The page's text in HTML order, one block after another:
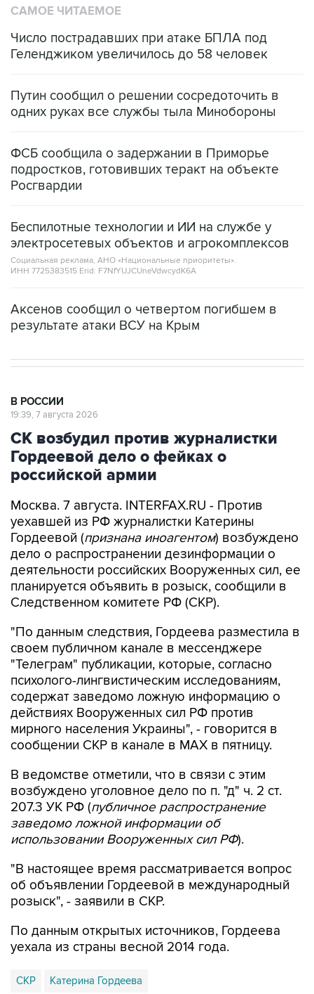
САМОЕ ЧИТАЕМОЕ
Число пострадавших при атаке БПЛА под
Геленджиком увеличилось до 58 человек
Путин сообщил о решении сосредоточить в
одних руках все службы тыла Минобороны
ФСБ сообщила о задержании в Приморье
подростков, готовивших теракт на объекте
Росгвардии
Беспилотные технологии и ИИ на службе у
электросетевых объектов и агрокомплексов
Социальная реклама, АНО «Национальные приоритеты».
ИНН 7725383515 Erid: F7NfYUJCUneVdwcydK6A
Аксенов сообщил о четвертом погибшем в
результате атаки ВСУ на Крым
В РОССИИ
19:39, 7 августа 2026
СК возбудил против журналистки
Гордеевой дело о фейках о
российской армии
Москва. 7 августа. INTERFAX.RU - Против
уехавшей из РФ журналистки Катерины
Гордеевой (признана иноагентом) возбуждено
дело о распространении дезинформации о
деятельности российских Вооруженных сил, ее
планируется объявить в розыск, сообщили в
Следственном комитете РФ (СКР).
"По данным следствия, Гордеева разместила в
своем публичном канале в мессенджере
"Телеграм" публикации, которые, согласно
психолого-лингвистическим исследованиям,
содержат заведомо ложную информацию о
действиях Вооруженных сил РФ против
мирного населения Украины", - говорится в
сообщении СКР в канале в MAX в пятницу.
В ведомстве отметили, что в связи с этим
возбуждено уголовное дело по п. "д" ч. 2 ст.
207.3 УК РФ (публичное распространение
заведомо ложной информации об
использовании Вооруженных сил РФ).
"В настоящее время рассматривается вопрос
об объявлении Гордеевой в международный
розыск", - заявили в СКР.
По данным открытых источников, Гордеева
уехала из страны весной 2014 года.
СКР Катерина Гордеева